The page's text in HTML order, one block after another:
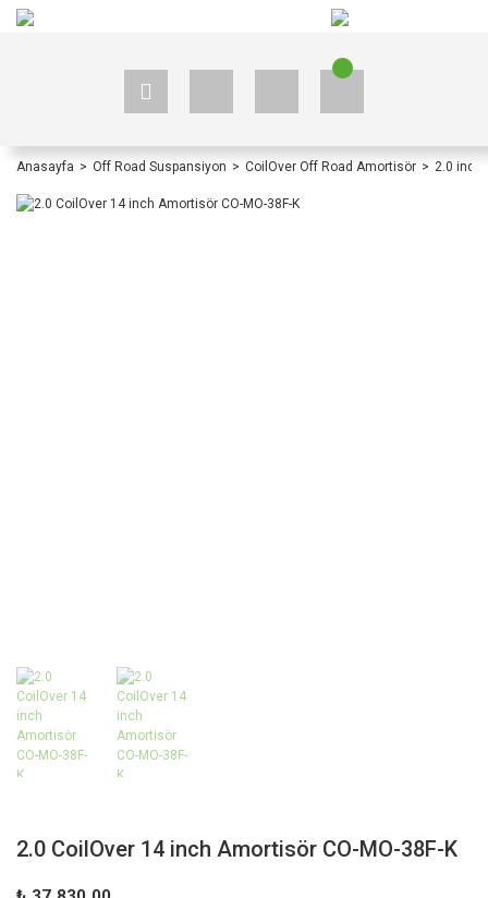
Anasayfa Off Road Suspansiyon CoilOver Off Road Amortisör 2.0 inch
2.0 CoilOver 14 inch Amortisör CO-MO-38F-K